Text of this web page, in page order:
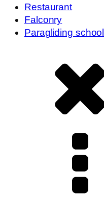
Restaurant
Falconry
Paragliding school